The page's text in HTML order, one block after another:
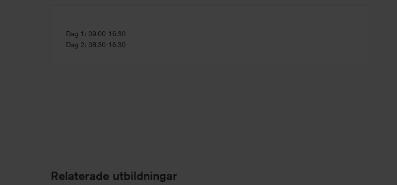
Dag 1: 09.00-16.30
Dag 2: 08.30-16.30
Relaterade utbildningar